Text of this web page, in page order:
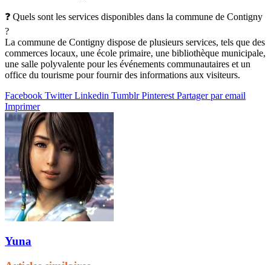
❓ Quels sont les services disponibles dans la commune de Contigny
?
La commune de Contigny dispose de plusieurs services, tels que des
commerces locaux, une école primaire, une bibliothèque municipale,
une salle polyvalente pour les événements communautaires et un
office du tourisme pour fournir des informations aux visiteurs.
Facebook Twitter Linkedin Tumblr Pinterest Partager par email
Imprimer
Yuna